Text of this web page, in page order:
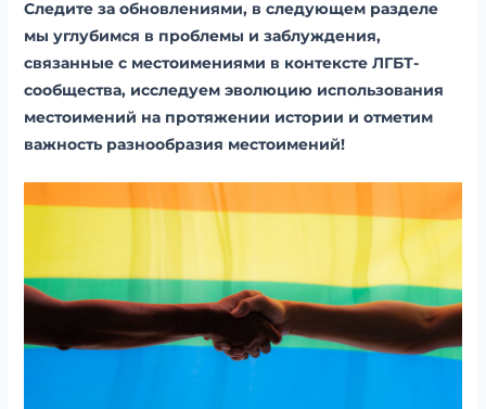
Следите за обновлениями, в следующем разделе
мы углубимся в проблемы и заблуждения,
связанные с местоимениями в контексте ЛГБТ-
сообщества, исследуем эволюцию использования
местоимений на протяжении истории и отметим
важность разнообразия местоимений!